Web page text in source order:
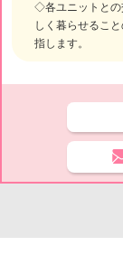
◇各ユニットとの
しく暮らせるこ
指します。